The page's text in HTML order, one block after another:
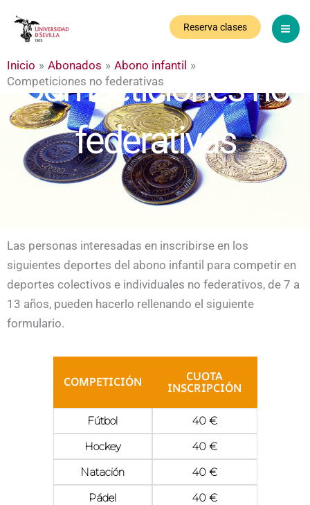
Reserva clases
Inicio Abonados
Abono infantil
Competiciones no federativas
Competiciones no
federativas
Las personas interesadas en inscribirse en los
siguientes deportes del abono infantil para competir en
deportes colectivos e individuales no federativos, de 7 a
13 años, pueden hacerlo rellenando el siguiente
formulario.
COMPETICIÓN CUOTA
INSCRIPCIÓN
Fútbol
40 €
Hockey
40 €
Natación
40 €
Pádel
40 €